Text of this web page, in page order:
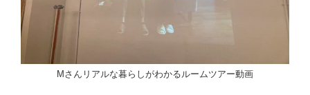
Mさんリアルな暮らしがわかるルームツアー動画